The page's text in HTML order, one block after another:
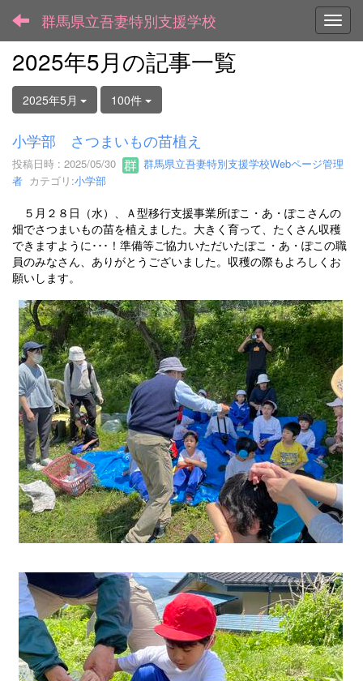
群馬県立吾妻特別支援学校
2025年5月の記事一覧
2025年5月 100件
小学部 さつまいもの苗植え
投稿日時 : 2025/05/30
群馬県立吾妻特別支援学校Webページ管理
者 カテゴリ:小学部
５月２８日（水）、Ａ型移行支援事業所ぽこ・あ・ぽこさんの
畑でさつまいもの苗を植えました。大きく育って、たくさん収穫
できますように･･･！準備等ご協力いただいたぽこ・あ・ぽこの職
員のみなさん、ありがとうございました。収穫の際もよろしくお
願いします。